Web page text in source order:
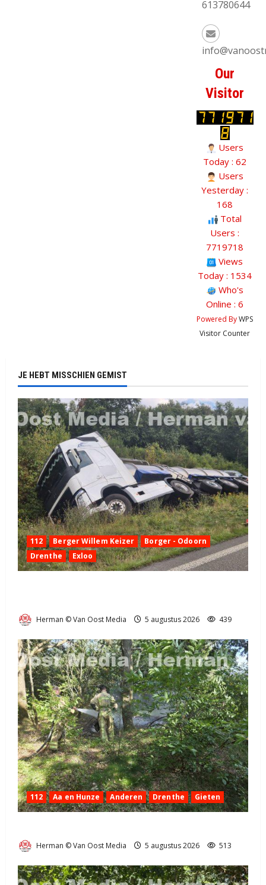
613780644
Our
Visitor
Users
Today : 62
Users
Yesterday :
168
Total
Users :
7719718
Views
Today : 1534
Who's
Online : 6
Powered ByWPS
Visitor Counter
JE HEBT MISSCHIEN GEMIST
112 Berger Willem Keizer
Borger - Odoorn
Drenthe
Exloo
Herman © Van Oost Media 5 augustus 2026 439
112 Aa en Hunze Anderen Drenthe Gieten
Herman © Van Oost Media 5 augustus 2026 513